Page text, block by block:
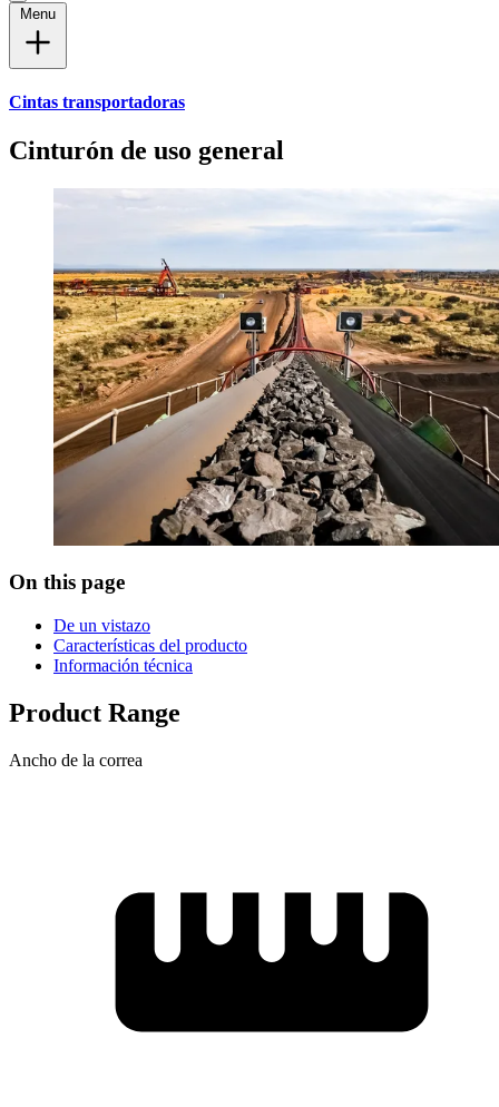
Cintas transportadoras
Cinturón de uso general
On this page
De un vistazo
Características del producto
Información técnica
Product Range
Ancho de la correa